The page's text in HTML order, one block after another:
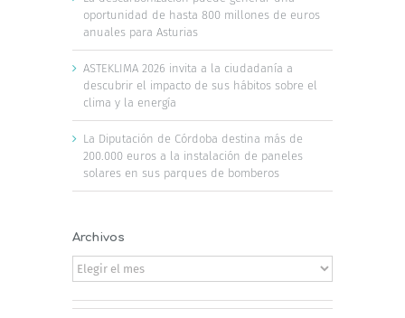
oportunidad de hasta 800 millones de euros
anuales para Asturias
ASTEKLIMA 2026 invita a la ciudadanía a
descubrir el impacto de sus hábitos sobre el
clima y la energía
La Diputación de Córdoba destina más de
200.000 euros a la instalación de paneles
solares en sus parques de bomberos
Archivos
Archivos